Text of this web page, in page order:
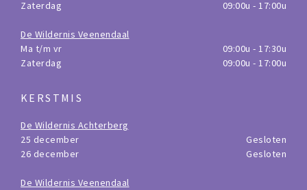
Zaterdag
09:00u - 17:00u
De Wildernis Veenendaal
Ma t/m vr
09:00u - 17:30u
Zaterdag
09:00u - 17:00u
KERSTMIS
De Wildernis Achterberg
25 december
Gesloten
26 december
Gesloten
De Wildernis Veenendaal